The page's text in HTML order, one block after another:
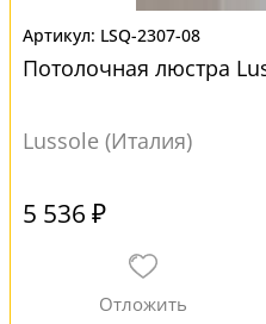
LSQ-2307-08
Потолочная люстра
Lussole (Италия)
5 536 ₽